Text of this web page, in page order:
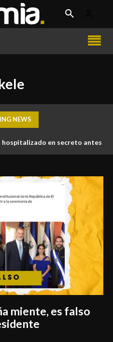
NEWS
hospitalizado en secreto antes
entre El Salvador y Honduras?
miente, es falso